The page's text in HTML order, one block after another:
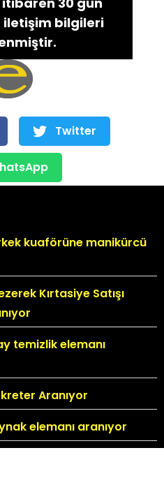
bilgileri
Twitter
kuaförüne manikürcü
Kırtasiye Satışı
temizlik elemanı
Aranıyor
elemanı aranıyor